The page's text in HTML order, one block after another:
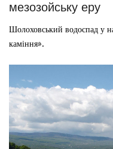
мезозойську еру
Шолоховський водоспад у
каміння».